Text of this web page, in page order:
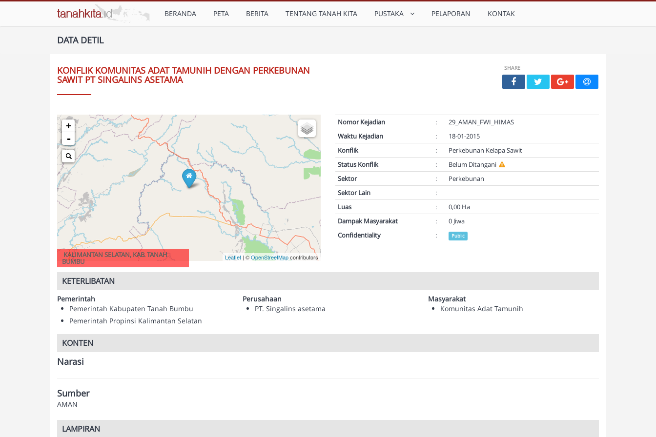
BERANDA PETA BERITA TENTANG TANAH KITA PUSTAKA PELAPORAN KONTAK
DATA DETIL
KONFLIK KOMUNITAS ADAT TAMUNIH DENGAN PERKEBUNAN
SAWIT PT SINGALINS ASETAMA
SHARE
+
-
Leaflet | ©OpenStreetMapcontributors
KALIMANTAN SELATAN, KAB. TANAH
BUMBU
Nomor Kejadian :
29_AMAN_FWI_HIMAS
Waktu Kejadian
:
18-01-2015
Konflik
:
Perkebunan Kelapa Sawit
Status Konflik
:
Belum Ditangani
Sektor
:
Perkebunan
Sektor Lain
:
Luas
:
0,00 Ha
Dampak Masyarakat
:
0 Jiwa
Confidentiality
: Public
KETERLIBATAN
Pemerintah
Pemerintah Kabupaten Tanah Bumbu
Pemerintah Propinsi Kalimantan Selatan
Perusahaan
PT. Singalins asetama
Masyarakat
Komunitas Adat Tamunih
KONTEN
Narasi
Sumber
AMAN
LAMPIRAN